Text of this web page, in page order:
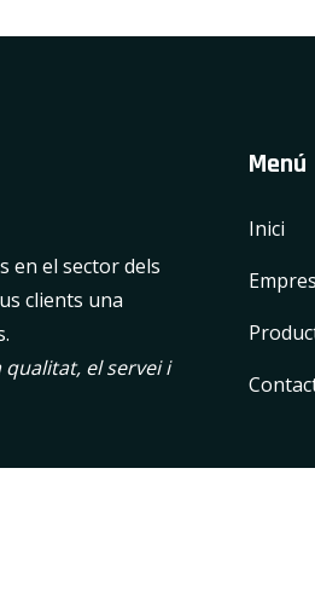
en el sector dels
clients una
qualitat, el servei i
Menú
Inici